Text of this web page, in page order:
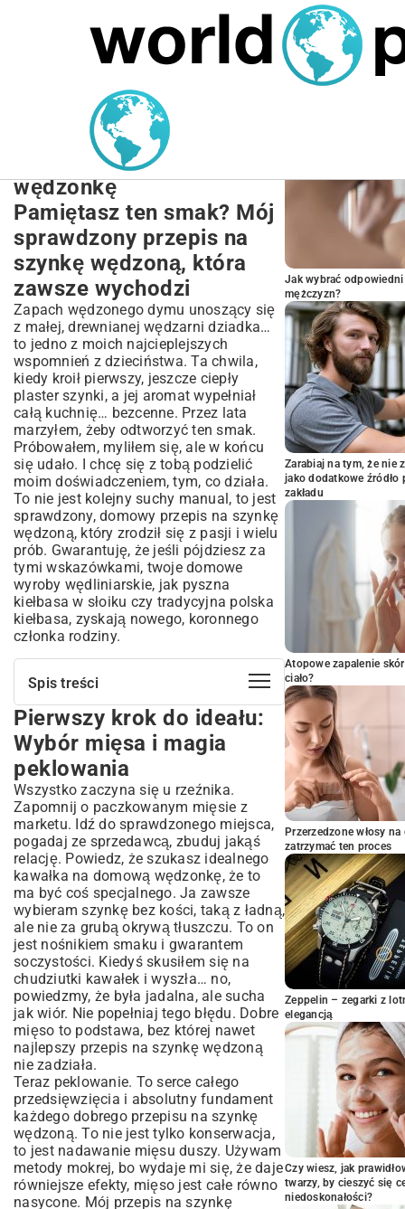
MARIUSZ ŁAMAGA 27.09.2025
Jak uwędzić szynkę w
domu: Kompletny przepis
krok po kroku na idealną
wędzonkę
Pamiętasz ten smak? Mój
sprawdzony przepis na
szynkę wędzoną, która
zawsze wychodzi
Zapach wędzonego dymu unoszący się
z małej, drewnianej wędzarni dziadka…
to jedno z moich najcieplejszych
wspomnień z dzieciństwa. Ta chwila,
kiedy kroił pierwszy, jeszcze ciepły
plaster szynki, a jej aromat wypełniał
całą kuchnię… bezcenne. Przez lata
marzyłem, żeby odtworzyć ten smak.
Próbowałem, myliłem się, ale w końcu
się udało. I chcę się z tobą podzielić
moim doświadczeniem, tym, co działa.
To nie jest kolejny suchy manual, to jest
sprawdzony, domowy przepis na szynkę
wędzoną, który zrodził się z pasji i wielu
prób. Gwarantuję, że jeśli pójdziesz za
tymi wskazówkami, twoje domowe
wyroby wędliniarskie, jak pyszna
kiełbasa w słoiku czy tradycyjna polska
kiełbasa, zyskają nowego, koronnego
członka rodziny.
Spis treści
Pierwszy krok do ideału: Wybór mięsa i
magia peklowania
Serce operacji – czyli wpuszczamy dym
do gry
Wielki finał: Parzenie, studzenie i chwila
prawdy
Moje wpadki, czyli czego unikać, żeby
nie płakać nad szynką
Teraz Twoja kolej! Stwórz własną
legendę smaku
Pierwszy krok do ideału:
Wybór mięsa i magia
peklowania
Wszystko zaczyna się u rzeźnika.
Zapomnij o paczkowanym mięsie z
marketu. Idź do sprawdzonego miejsca,
pogadaj ze sprzedawcą, zbuduj jakąś
relację. Powiedz, że szukasz idealnego
kawałka na domową wędzonkę, że to
ma być coś specjalnego. Ja zawsze
wybieram szynkę bez kości, taką z ładną,
ale nie za grubą okrywą tłuszczu. To on
jest nośnikiem smaku i gwarantem
soczystości. Kiedyś skusiłem się na
chudziutki kawałek i wyszła… no,
powiedzmy, że była jadalna, ale sucha
jak wiór. Nie popełniaj tego błędu. Dobre
mięso to podstawa, bez której nawet
najlepszy przepis na szynkę wędzoną
nie zadziała.
Teraz peklowanie. To serce całego
przedsięwzięcia i absolutny fundament
każdego dobrego przepisu na szynkę
wędzoną. To nie jest tylko konserwacja,
to jest nadawanie mięsu duszy. Używam
metody mokrej, bo wydaje mi się, że daje
równiejsze efekty, mięso jest całe równo
nasycone. Mój przepis na szynkę
Jak wybrać
mężczyzn?
Zarabiaj na tym, że nie
jako dodatkowe
zakładu
Atopowe zapalenie
ciało?
Przerzedzone włosy
zatrzymać ten proces
Zeppelin – zegarki z
elegancją
Czy wiesz, jak
twarzy, by cieszyć się
niedoskonałości?